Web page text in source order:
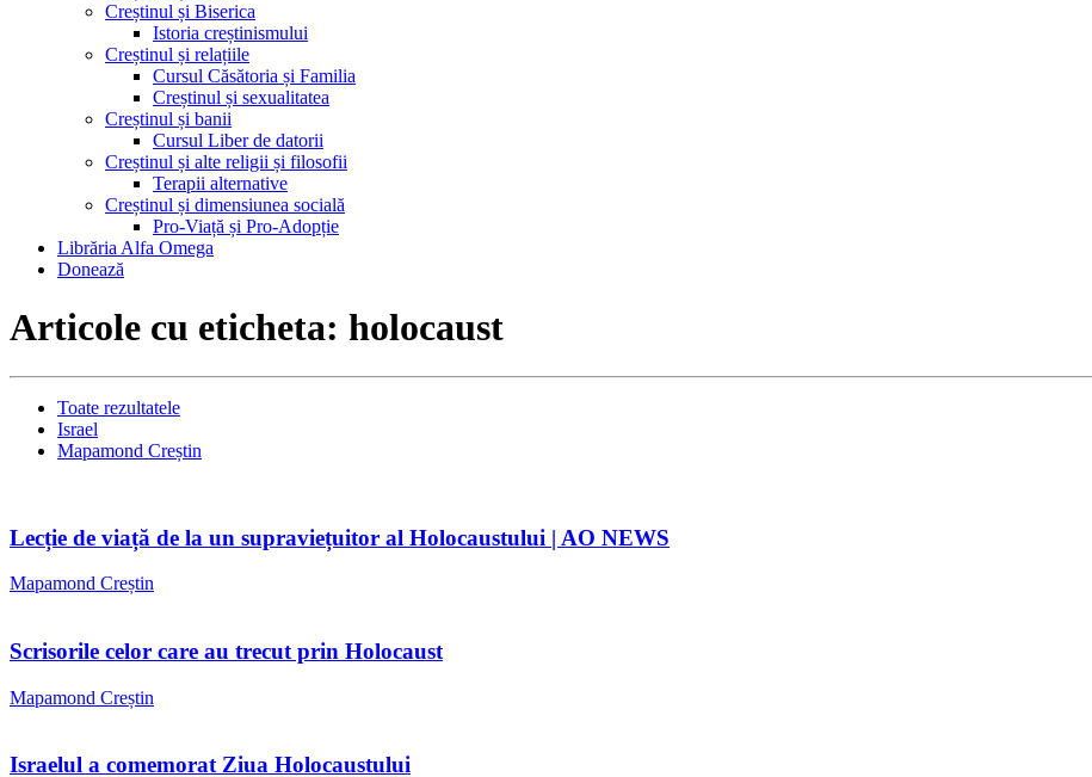
Creștinul și Biserica
Istoria creștinismului
Creștinul și relațiile
Cursul Căsătoria și Familia
Creștinul și sexualitatea
Creștinul și banii
Cursul Liber de datorii
Creștinul și alte religii și filosofii
Terapii alternative
Creștinul și dimensiunea socială
Pro-Viață și Pro-Adopție
Librăria Alfa Omega
Donează
Articole cu eticheta: holocaust
Toate rezultatele
Israel
Mapamond Creștin
Lecție de viață de la un supraviețuitor al Holocaustului | AO NEWS
Mapamond Creștin
Scrisorile celor care au trecut prin Holocaust
Mapamond Creștin
Israelul a comemorat Ziua Holocaustului